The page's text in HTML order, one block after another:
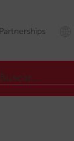
Partnerships